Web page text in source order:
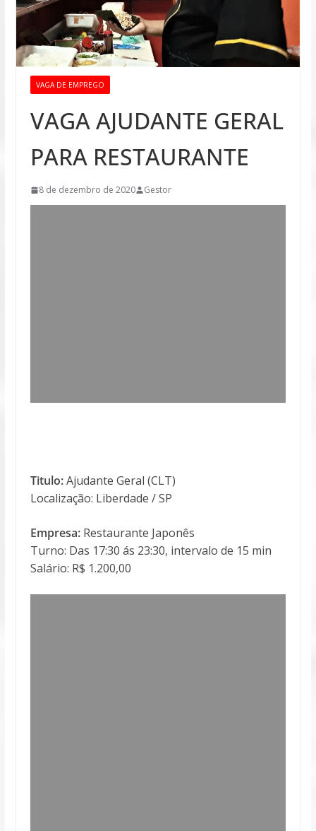
VAGA DE EMPREGO
VAGA AJUDANTE GERAL
PARA RESTAURANTE
8 de dezembro de 2020 Gestor
Titulo:Ajudante Geral (CLT)
Localização: Liberdade / SP
Empresa:Restaurante Japonês
Turno: Das 17:30 ás 23:30, intervalo de 15 min
Salário: R$ 1.200,00